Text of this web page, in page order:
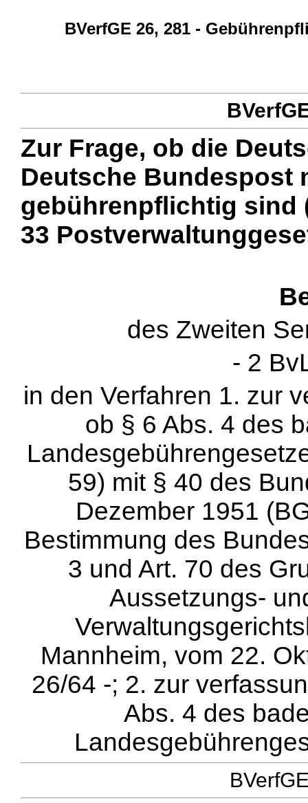
BVerfGE 26, 281 -
Zur Frage, ob die
Deutsche Bundespost
gebührenpflichtig sind
33
des Zweiten
- 2
in den Verfahren 1. zur
ob § 6 Abs. 4 des
59) mit § 40 des
Dezember 1951
Bestimmung des
3 und Art. 70 des
Aussetzungs-
Mannheim, vom 22.
26/64 -; 2. zur
Abs. 4 des